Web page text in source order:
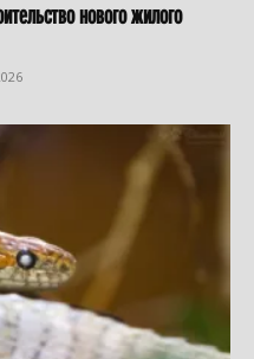
нового жилого